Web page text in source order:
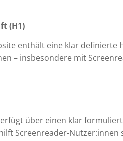
(H1)
enthält eine klar definierte
– insbesondere mit
über einen klar
Screenreader-